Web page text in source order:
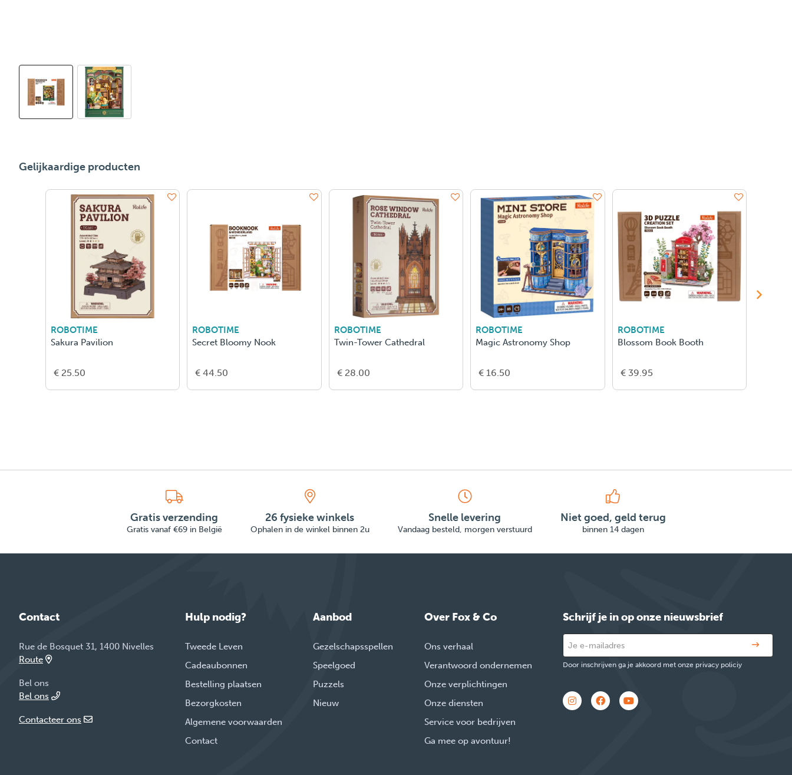
Gelijkaardige producten
ROBOTIME
Sakura Pavilion
€ 25.50
ROBOTIME
Secret Bloomy Nook
€ 44.50
ROBOTIME
Twin-Tower Cathedral
€ 28.00
ROBOTIME
Magic Astronomy Shop
€ 16.50
ROBOTIME
Blossom Book Booth
€ 39.95
Gratis verzending
Gratis vanaf €69 in België
26 fysieke winkels
Ophalen in de winkel binnen 2u
Snelle levering
Vandaag besteld, morgen verstuurd
Niet goed, geld terug
binnen 14 dagen
Contact
Rue de Bosquet 31, 1400 Nivelles
Route
Bel ons
Bel ons
Contacteer ons
Hulp nodig?
Tweede Leven
Cadeaubonnen
Bestelling plaatsen
Bezorgkosten
Algemene voorwaarden
Contact
Aanbod
Gezelschapsspellen
Speelgoed
Puzzels
Nieuw
Over Fox & Co
Ons verhaal
Verantwoord ondernemen
Onze verplichtingen
Onze diensten
Service voor bedrijven
Ga mee op avontuur!
Schrijf je in op onze nieuwsbrief
Door inschrijven ga je akkoord met onze privacy policiy